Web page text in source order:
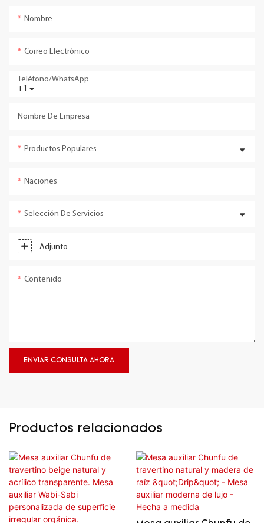
Nombre
Correo Electrónico
+1
Teléfono/WhatsApp
Nombre De Empresa
Productos Populares
Naciones
Selección De Servicios
Adjunto
Contenido
ENVIAR CONSULTA AHORA
Productos relacionados